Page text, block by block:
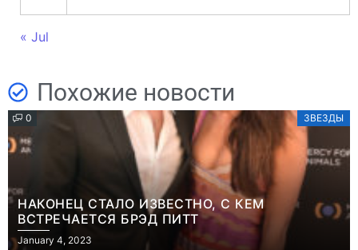
« Jul
Похожие новости
0 ЗВЕЗДЫ
НАКОНЕЦ СТАЛО ИЗВЕСТНО, С КЕМ
ВСТРЕЧАЕТСЯ БРЭД ПИТТ
January 4, 2023